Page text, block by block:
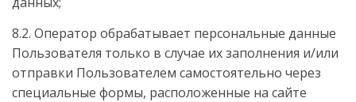
8.2. Оператор обрабатывает персональные данные
Пользователя только в случае их заполнения и/или
отправки Пользователем самостоятельно через
специальные формы, расположенные на сайте